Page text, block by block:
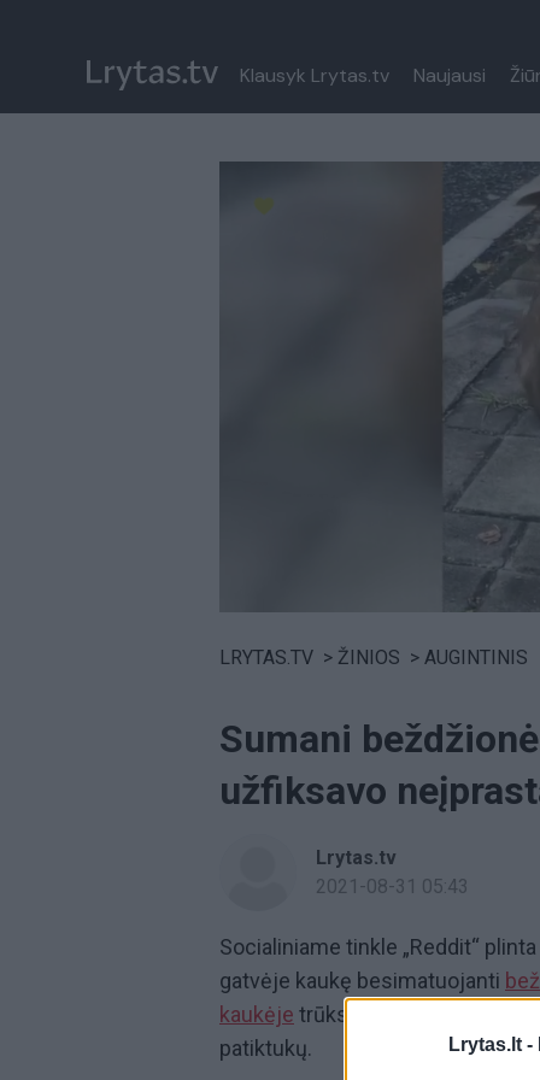
Lrytas.lt -
Klausyk Lrytas.tv Naujausi
LRYTAS.TV > ŽINIOS > AUGINTINIS
Sumani
užfiksavo
Lrytas.tv
2021-08-31 05:43
Socialiniame tinkle „Reddit“
gatvėje kaukę besimatuojanti
kaukėje trūksta skylučių akims.
patiktukų.